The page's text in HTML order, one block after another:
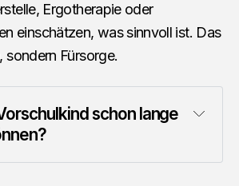
Ergotherapie oder
einschätzen, was sinnvoll ist. Das
sondern Fürsorge.
schon lange